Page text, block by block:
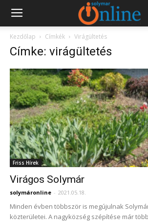
Kezdőlap Címkék Virágültetés
Címke: virágültetés
Friss Hírek
Virágos Solymár
solymáronline - 2021.05.18.
Minden évben többször is megújulnak
közterületei. A nagyközség szépítése már